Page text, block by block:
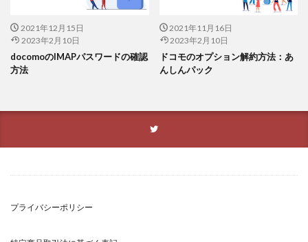
2021年12月15日
2023年2月10日
docomoのIMAPパスワードの確認
方法
2021年11月16日
2023年2月10日
ドコモのオプション解約方法：あ
んしんパック
プライバシーポリシー